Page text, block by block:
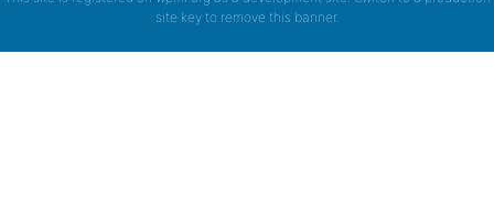
site key to remove this banner.